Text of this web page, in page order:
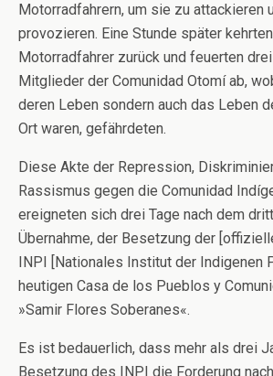
Motorradfahrern, um sie zu attackieren
provozieren. Eine Stunde später
Motorradfahrer zurück und feuerten
Mitglieder der Comunidad Otomí ab,
deren Leben sondern auch das Leben
Ort waren, gefährdeten.
Diese Akte der Repression,
Rassismus gegen die Comunidad
ereigneten sich drei Tage nach dem
Übernahme, der Besetzung der
INPI [Nationales Institut der Indigenen
heutigen Casa de los Pueblos y
»Samir Flores Soberanes«.
Es ist bedauerlich, dass mehr als drei
Besetzung des INPI die Forderung